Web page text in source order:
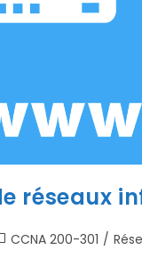
réseaux
CCNA 200-301 /